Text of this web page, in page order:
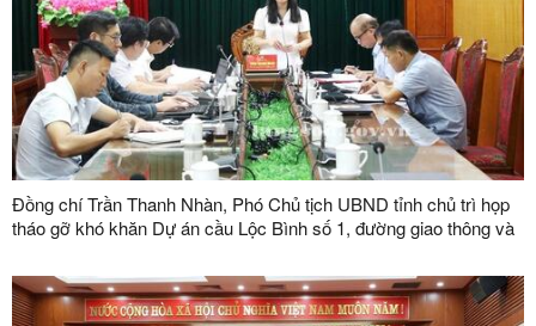
Đồng chí Trần Thanh Nhàn, Phó Chủ tịch UBND tỉnh chủ trì họp
tháo gỡ khó khăn Dự án cầu Lộc Bình số 1, đường giao thông và